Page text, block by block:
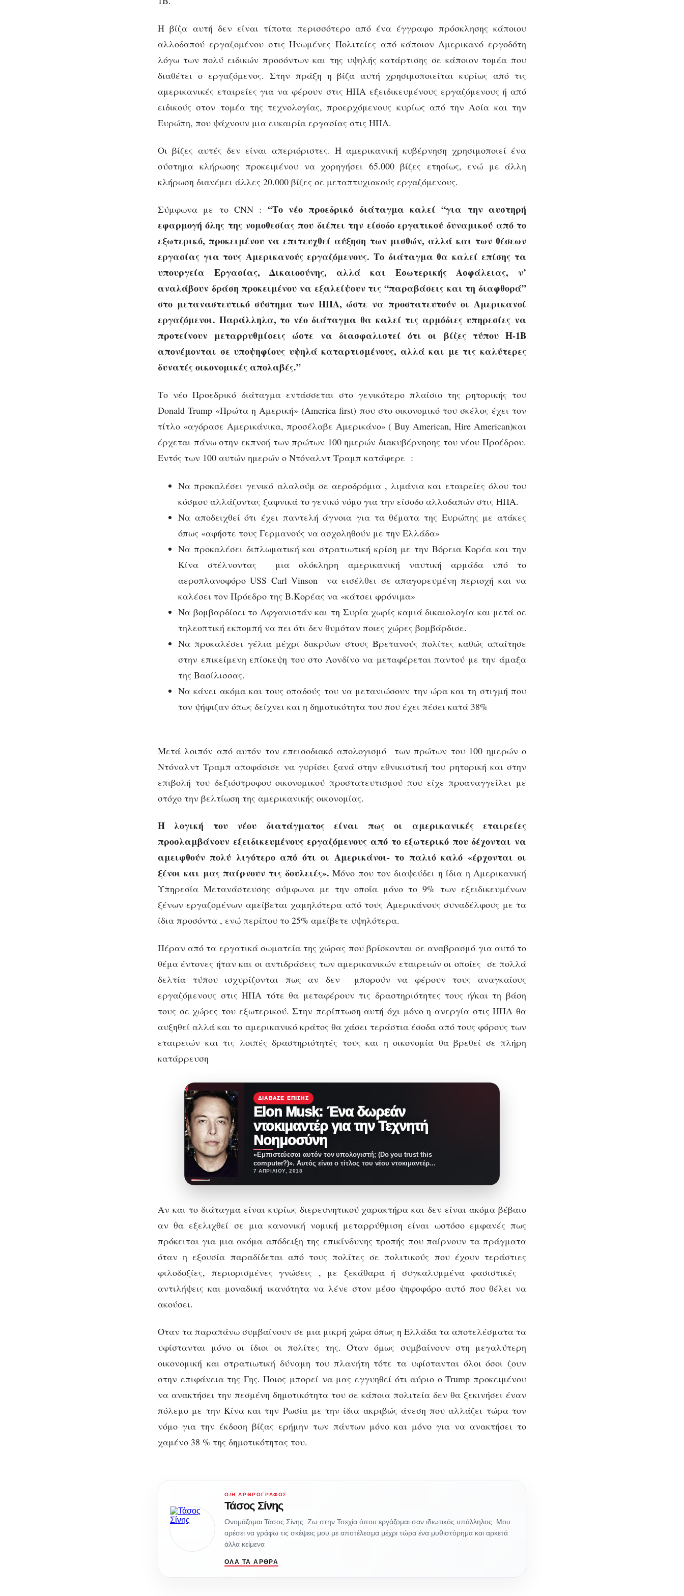
εργοδότες
Η βίζα αυτή δεν είναι τίποτα περισσότερο από ένα έγγραφο πρόσκλησης κάποιου
αλλοδαπού εργαζομένου στις Ηνωμένες Πολιτείες από κάποιον Αμερικανό εργοδότη
λόγω των πολύ ειδικών προσόντων και της υψηλής κατάρτισης σε κάποιον τομέα που
διαθέτει ο εργαζόμενος. Στην πράξη η βίζα αυτή χρησιμοποιείται κυρίως από τις
αμερικανικές εταιρείες για να φέρουν στις ΗΠΑ εξειδικευμένους εργαζόμενους ή από
ειδικούς στον τομέα της τεχνολογίας, προερχόμενους κυρίως από την Ασία και την
Ευρώπη, που ψάχνουν μια ευκαιρία εργασίας στις ΗΠΑ.
Οι βίζες αυτές δεν είναι απεριόριστες. Η αμερικανική κυβέρνηση χρησιμοποιεί ένα
σύστημα κλήρωσης προκειμένου να χορηγήσει 65.000 βίζες ετησίως, ενώ με άλλη
κλήρωση διανέμει άλλες 20.000 βίζες σε μεταπτυχιακούς εργαζόμενους.
Σύμφωνα με το CNN : “Το νέο προεδρικό διάταγμα καλεί “για την αυστηρή
εφαρμογή όλης της νομοθεσίας που διέπει την είσοδο εργατικού δυναμικού από το
εξωτερικό, προκειμένου να επιτευχθεί αύξηση των μισθών, αλλά και των θέσεων
εργασίας για τους Αμερικανούς εργαζόμενους. Το διάταγμα θα καλεί επίσης τα
υπουργεία Εργασίας, Δικαιοσύνης, αλλά και Εσωτερικής Ασφάλειας, ν’
αναλάβουν δράση προκειμένου να εξαλείψουν τις “παραβάσεις και τη διαφθορά”
στο μεταναστευτικό σύστημα των ΗΠΑ, ώστε να προστατευτούν οι Αμερικανοί
εργαζόμενοι. Παράλληλα, το νέο διάταγμα θα καλεί τις αρμόδιες υπηρεσίες να
προτείνουν μεταρρυθμίσεις ώστε να διασφαλιστεί ότι οι βίζες τύπου H-1B
απονέμονται σε υποψηφίους υψηλά καταρτισμένους, αλλά και με τις καλύτερες
δυνατές οικονομικές απολαβές.”
Το νέο Προεδρικό διάταγμα εντάσσεται στο γενικότερο πλαίσιο της ρητορικής του
Donald Trump «Πρώτα η Αμερική» (America first) που στο οικονομικό του σκέλος έχει τον
τίτλο «αγόρασε Αμερικάνικα, προσέλαβε Αμερικάνο» ( Buy American, Hire American)και
έρχεται πάνω στην εκπνοή των πρώτων 100 ημερών διακυβέρνησης του νέου Προέδρου.
Εντός των 100 αυτών ημερών ο Ντόναλντ Τραμπ κατάφερε :
Να προκαλέσει γενικό αλαλούμ σε αεροδρόμια , λιμάνια και εταιρείες όλου του
κόσμου αλλάζοντας ξαφνικά το γενικό νόμο για την είσοδο αλλοδαπών στις ΗΠΑ.
Να αποδειχθεί ότι έχει παντελή άγνοια για τα θέματα της Ευρώπης με ατάκες
όπως «αφήστε τους Γερμανούς να ασχοληθούν με την Ελλάδα»
Να προκαλέσει διπλωματική και στρατιωτική κρίση με την Βόρεια Κορέα και την
Κίνα στέλνοντας μια ολόκληρη αμερικανική ναυτική αρμάδα υπό το
αεροπλανοφόρο USS Carl Vinson να εισέλθει σε απαγορευμένη περιοχή και να
καλέσει τον Πρόεδρο της Β.Κορέας να «κάτσει φρόνιμα»
Να βομβαρδίσει το Αφγανιστάν και τη Συρία χωρίς καμιά δικαιολογία και μετά σε
τηλεοπτική εκπομπή να πει ότι δεν θυμόταν ποιες χώρες βομβάρδισε.
Να προκαλέσει γέλια μέχρι δακρύων στους Βρετανούς πολίτες καθώς απαίτησε
στην επικείμενη επίσκεψη του στο Λονδίνο να μεταφέρεται παντού με την άμαξα
της Βασίλισσας.
Να κάνει ακόμα και τους οπαδούς του να μετανιώσουν την ώρα και τη στιγμή που
τον ψήφιζαν όπως δείχνει και η δημοτικότητα του που έχει πέσει κατά 38%
Μετά λοιπόν από αυτόν τον επεισοδιακό απολογισμό των πρώτων του 100 ημερών ο
Ντόναλντ Τραμπ αποφάσισε να γυρίσει ξανά στην εθνικιστική του ρητορική και στην
επιβολή του δεξιόστροφου οικονομικού προστατευτισμού που είχε προαναγγείλει με
στόχο την βελτίωση της αμερικανικής οικονομίας.
Η λογική του νέου διατάγματος είναι πως οι αμερικανικές εταιρείες
προσλαμβάνουν εξειδικευμένους εργαζόμενους από το εξωτερικό που δέχονται να
αμειφθούν πολύ λιγότερο από ότι οι Αμερικάνοι- το παλιό καλό «έρχονται οι
ξένοι και μας παίρνουν τις δουλειές». Μόνο που τον διαψεύδει η ίδια η Αμερικανική
Υπηρεσία Μετανάστευσης σύμφωνα με την οποία μόνο το 9% των εξειδικευμένων
ξένων εργαζομένων αμείβεται χαμηλότερα από τους Αμερικάνους συναδέλφους με τα
ίδια προσόντα , ενώ περίπου το 25% αμείβετε υψηλότερα.
Πέραν από τα εργατικά σωματεία της χώρας που βρίσκονται σε αναβρασμό για αυτό το
θέμα έντονες ήταν και οι αντιδράσεις των αμερικανικών εταιρειών οι οποίες σε πολλά
δελτία τύπου ισχυρίζονται πως αν δεν μπορούν να φέρουν τους αναγκαίους
εργαζόμενους στις ΗΠΑ τότε θα μεταφέρουν τις δραστηριότητες τους ή/και τη βάση
τους σε χώρες του εξωτερικού. Στην περίπτωση αυτή όχι μόνο η ανεργία στις ΗΠΑ θα
αυξηθεί αλλά και το αμερικανικό κράτος θα χάσει τεράστια έσοδα από τους φόρους των
εταιρειών και τις λοιπές δραστηριότητές τους και η οικονομία θα βρεθεί σε πλήρη
κατάρρευση
ΔΙΆΒΑΣΕ ΕΠΊΣΗΣ
Elon Musk: Ένα δωρεάν
ντοκιμαντέρ για την Τεχνητή
Νοημοσύνη
«Εμπιστεύεσαι αυτόν τον υπολογιστή; (Do you trust this
computer?)». Αυτός είναι ο τίτλος του νέου ντοκιμαντέρ…
7 ΑΠΡΙΛΊΟΥ, 2018
Αν και το διάταγμα είναι κυρίως διερευνητικού χαρακτήρα και δεν είναι ακόμα βέβαιο
αν θα εξελιχθεί σε μια κανονική νομική μεταρρύθμιση είναι ωστόσο εμφανές πως
πρόκειται για μια ακόμα απόδειξη της επικίνδυνης τροπής που παίρνουν τα πράγματα
όταν η εξουσία παραδίδεται από τους πολίτες σε πολιτικούς που έχουν τεράστιες
φιλοδοξίες, περιορισμένες γνώσεις , με ξεκάθαρα ή συγκαλυμμένα φασιστικές
αντιλήψεις και μοναδική ικανότητα να λένε στον μέσο ψηφοφόρο αυτό που θέλει να
ακούσει.
Όταν τα παραπάνω συμβαίνουν σε μια μικρή χώρα όπως η Ελλάδα τα αποτελέσματα τα
υφίστανται μόνο οι ίδιοι οι πολίτες της. Όταν όμως συμβαίνουν στη μεγαλύτερη
οικονομική και στρατιωτική δύναμη του πλανήτη τότε τα υφίστανται όλοι όσοι ζουν
στην επιφάνεια της Γης. Ποιος μπορεί να μας εγγυηθεί ότι αύριο ο Trump προκειμένου
να ανακτήσει την πεσμένη δημοτικότητα του σε κάποια πολιτεία δεν θα ξεκινήσει έναν
πόλεμο με την Κίνα και την Ρωσία με την ίδια ακριβώς άνεση που αλλάζει τώρα τον
νόμο για την έκδοση βίζας ερήμην των πάντων μόνο και μόνο για να ανακτήσει το
χαμένο 38 % της δημοτικότητας του.
Ο/Η ΑΡΘΡΟΓΡΆΦΟΣ
Τάσος Σίνης
Ονομάζομαι Τάσος Σίνης. Ζω στην Τσεχία όπου εργάζομαι σαν ιδιωτικός υπάλληλος. Μου
αρέσει να γράφω τις σκέψεις μου με αποτέλεσμα μέχρι τώρα ένα μυθιστόρημα και αρκετά
άλλα κείμενα
ΌΛΑ ΤΑ ΆΡΘΡΑ